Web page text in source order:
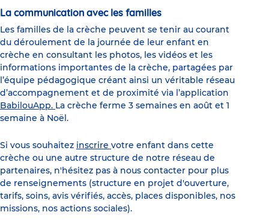
La communication avec les familles
Les familles de la crèche peuvent se tenir au courant
du déroulement de la journée de leur enfant en
crèche en consultant les photos, les vidéos et les
informations importantes de la crèche, partagées par
l’équipe pédagogique créant ainsi un véritable réseau
d’accompagnement et de proximité via l’application
BabilouApp. La crèche ferme 3 semaines en août et 1
semaine à Noël.
Si vous souhaitez inscrire votre enfant dans cette
crèche ou une autre structure de notre réseau de
partenaires, n'hésitez pas à nous contacter pour plus
de renseignements (structure en projet d'ouverture,
tarifs, soins, avis vérifiés, accès, places disponibles, nos
missions, nos actions sociales).